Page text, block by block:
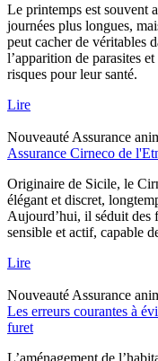
Le printemps est souvent
journées plus longues,
peut cacher de véritables
l’apparition de parasites
risques pour leur santé.
Lire
Nouveauté Assurance
Assurance Cirneco de
Originaire de Sicile, le
élégant et discret,
Aujourd’hui, il séduit des
sensible et actif, capable
Lire
Nouveauté Assurance
Les erreurs courantes à
furet
L’aménagement de